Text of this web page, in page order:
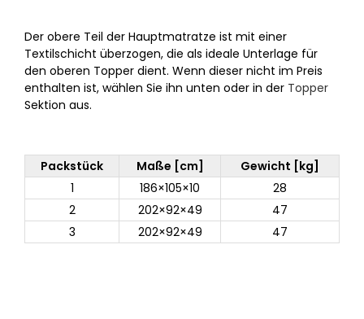
Der obere Teil der Hauptmatratze ist mit einer
Textilschicht überzogen, die als ideale Unterlage für
den oberen Topper dient. Wenn dieser nicht im Preis
enthalten ist, wählen Sie ihn unten oder in der Topper
Sektion aus.
Packstück Maße [cm]
Gewicht [kg]
1
186×105×10
28
2
202×92×49
47
3
202×92×49 47